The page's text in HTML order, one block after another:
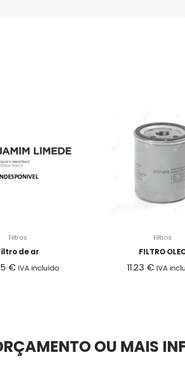
Filtros
de ar
€ IVA incluído
Filtros
FILTRO
11.23 € IVA
OU MAIS